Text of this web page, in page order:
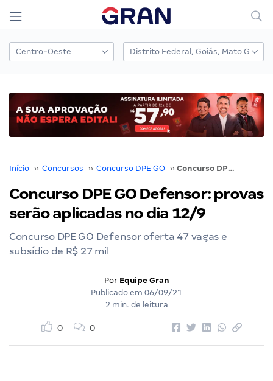
Início ›› Concursos ›› Concurso DPE GO ›› Concurso DPE GO Defensor: provas serão aplicadas no dia 12/9
Concurso DPE GO Defensor: provas
serão aplicadas no dia 12/9
Concurso DPE GO Defensor oferta 47 vagas e
subsídio de R$ 27 mil
Por Equipe Gran
Publicado em 06/09/21
2 min. de leitura
0 0